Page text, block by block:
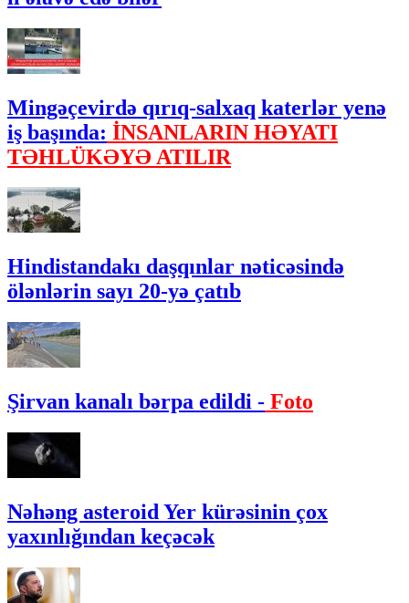
Mingəçevirdə qırıq-salxaq katerlər yenə
iş başında: İNSANLARIN HƏYATI
TƏHLÜKƏYƏ ATILIR
Hindistandakı daşqınlar nəticəsində
ölənlərin sayı 20-yə çatıb
Şirvan kanalı bərpa edildi - Foto
Nəhəng asteroid Yer kürəsinin çox
yaxınlığından keçəcək